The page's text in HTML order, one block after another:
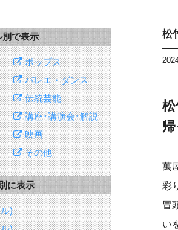
別で表示
ポップス
バレエ・ダンス
伝統芸能
講座･講演会･解説
映画
その他
に表示
)
松
萬
彩
冒
い